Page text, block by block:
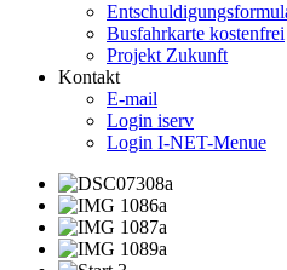
Busfahrkarte kostenfrei
Projekt Zukunft
Kontakt
E-mail
Login iserv
Login I-NET-Menue